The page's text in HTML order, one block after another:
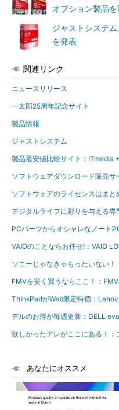
オプション製品
ジャストシステム
を発表
関連リンク
ニュースリリース
一太郎25周年記念サイト
製品情報
ジャストシステム
製品最安値比較サイト：ITmedia
ソフトウェアダウンロード販売
ソフトウェアのライセンスはま
デジタルライフに彩りを与える
PCパーツからオシャレなノート
VAIOのことならお任せ!：VAIO
ソニーじゃなきゃもったいない！
FMVを安く買うならここ！：
ThinkPadがWeb限定特価：
デルのお得が毎週更新：DELL
欲しかったアレがここにある！：
あなたにオススメ